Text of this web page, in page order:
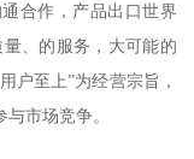
合作，产品出口世界
、的服务，大可能的
户至上”为经营宗旨，
市场竞争。